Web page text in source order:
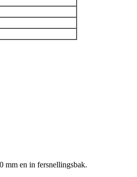
mm en in fersnellingsbak.